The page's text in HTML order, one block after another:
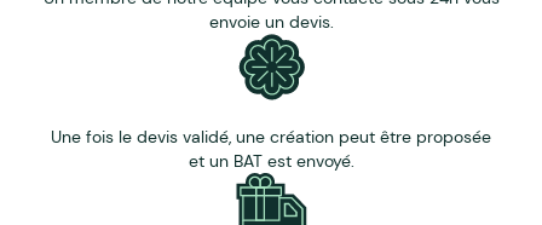
envoie un devis.
Une fois le devis validé, une création peut être proposée
et un BAT est envoyé.